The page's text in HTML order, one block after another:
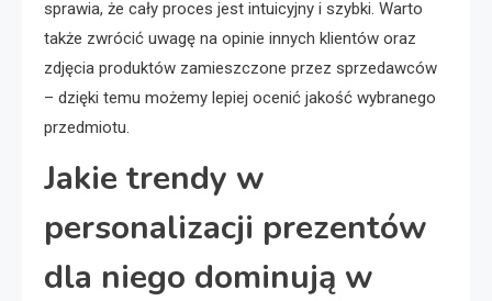
sprawia, że cały proces jest intuicyjny i szybki. Warto
także zwrócić uwagę na opinie innych klientów oraz
zdjęcia produktów zamieszczone przez sprzedawców
– dzięki temu możemy lepiej ocenić jakość wybranego
przedmiotu.
Jakie trendy w
personalizacji prezentów
dla niego dominują w